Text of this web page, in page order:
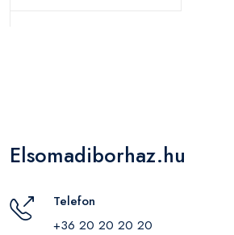
Elsomadiborhaz.hu
Telefon
+36 20 20 20 20